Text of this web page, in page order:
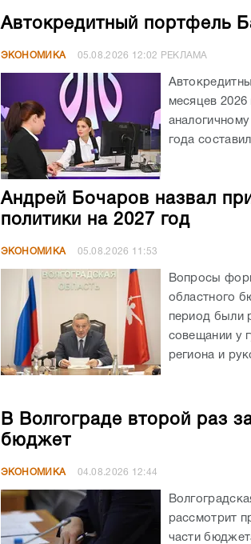
Автокредитный портфель
ЭКОНОМИКА 05.08.2026 12:02 РЕКЛАМА
месяцев
года
Андрей Бочаров назвал
политики на 2027 год
ЭКОНОМИКА 05.08.2026 11:53
Вопросы
областного
период были
совещании у
региона и
В Волгограде второй раз
бюджет
ЭКОНОМИКА 04.08.2026 12:44
рассмотрит
части